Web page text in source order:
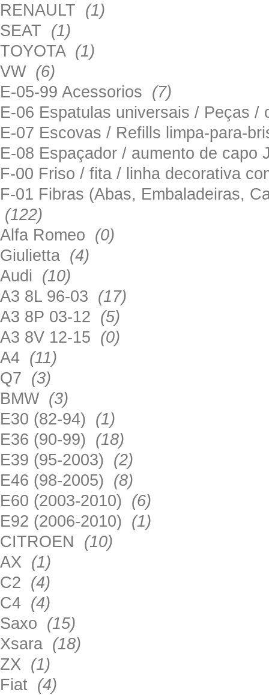
RENAULT (1)
SEAT (1)
TOYOTA (1)
VW (6)
E-05-99 Acessorios (7)
E-06 Espatulas universais / Peças
E-07 Escovas / Refills limpa-para-
E-08 Espaçador / aumento de
F-00 Friso / fita / linha decorativa
F-01 Fibras (Abas, Embaladeiras,
(122)
Alfa Romeo (0)
Giulietta (4)
Audi (10)
A3 8L 96-03 (17)
A3 8P 03-12 (5)
A3 8V 12-15 (0)
A4 (11)
Q7 (3)
BMW (3)
E30 (82-94) (1)
E36 (90-99) (18)
E39 (95-2003) (2)
E46 (98-2005) (8)
E60 (2003-2010) (6)
E92 (2006-2010) (1)
CITROEN (10)
AX (1)
C2 (4)
C4 (4)
Saxo (15)
Xsara (18)
ZX (1)
Fiat (4)